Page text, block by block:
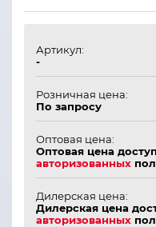
Артикул:
-
Розничная цена:
По запросу
Оптовая цена:
Оптовая цена
авторизованных
Дилерская цена:
Дилерская цена
авторизованных